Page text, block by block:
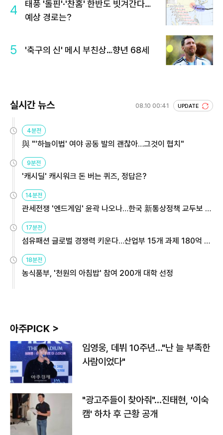
4
태풍 '돌핀'·'찬홈' 한반도 빗겨간다…
예상 경로는?
5 '축구의 신' 메시 부친상…향년 68세
실시간 뉴스 08.10 00:41 UPDATE
4분전
與 "'하늘이법' 여야 공동 발의 괜찮아…그것이 협치"
9분전
'캐시딜' 캐시워크 돈 버는 퀴즈, 정답은?
14분전
관세전쟁 '엔드게임' 윤곽 나오나…한국 新통상정책 교두보 활
17분전
섬유패션 글로벌 경쟁력 키운다…산업부 15개 과제 180억 지
18분전
농식품부, '천원의 아침밥' 참여 200개 대학 선정
아주PICK >
임영웅, 데뷔 10주년…"난 늘 부족한
사람이었다"
"광고주들이 찾아줘"…진태현, '이숙
캠' 하차 후 근황 공개